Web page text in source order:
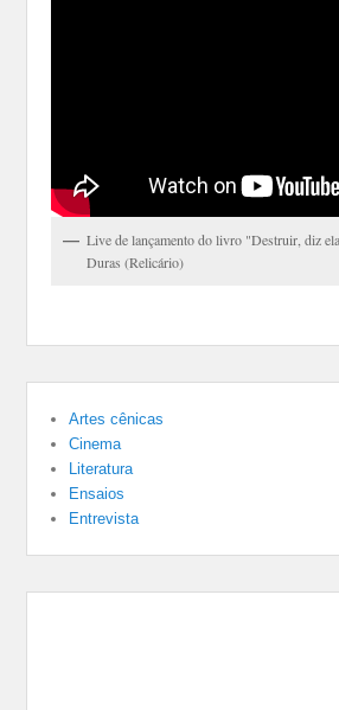
Live de lançamento do livro "Destruir, diz
Duras (Relicário)
Artes cênicas
Cinema
Literatura
Ensaios
Entrevista